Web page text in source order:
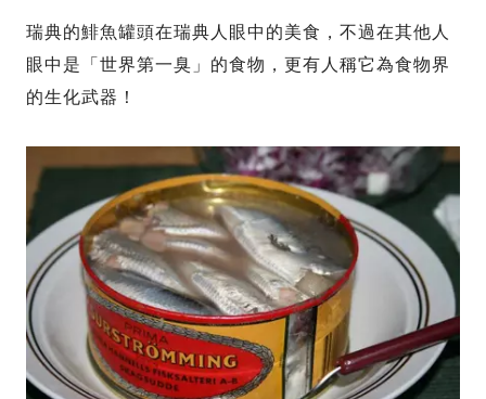
瑞典的鯡魚罐頭在瑞典人眼中的美食，不過在其他人
眼中是「世界第一臭」的食物，更有人稱它為食物界
的生化武器！